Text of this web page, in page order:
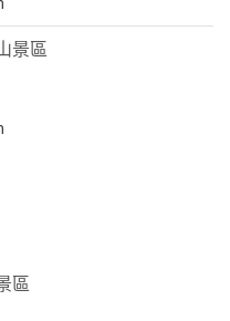
景區
區